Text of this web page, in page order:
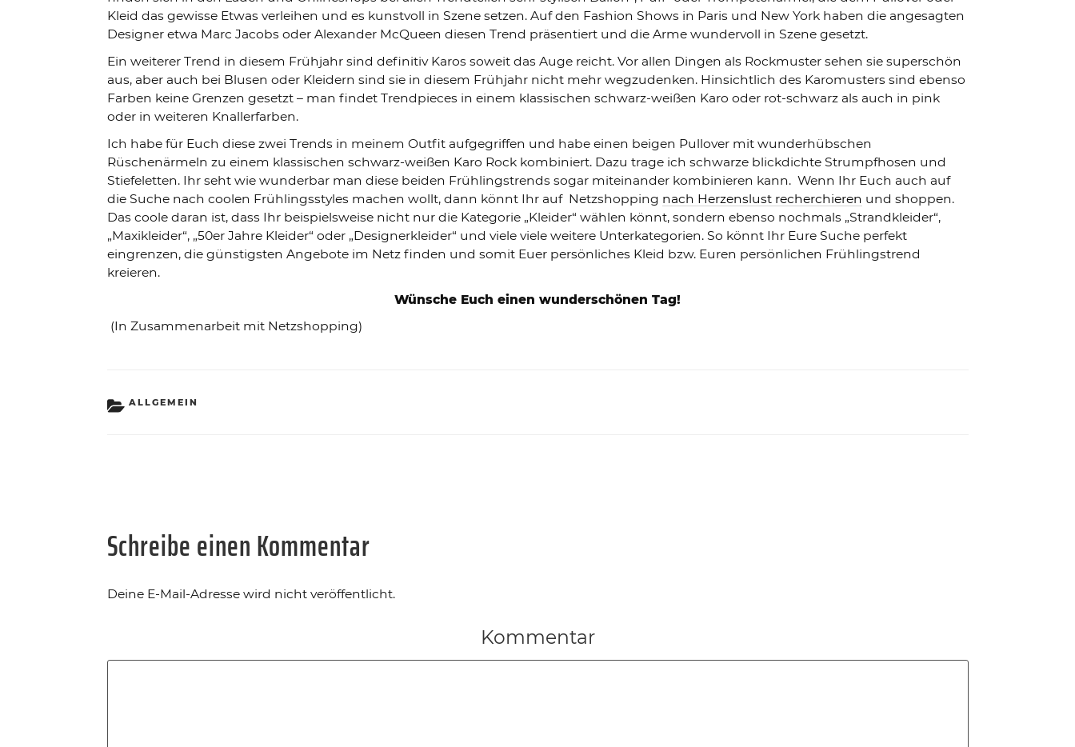
Kleid das gewisse Etwas verleihen und es kunstvoll in Szene setzen. Auf den Fashion Shows in Paris und New York haben die angesagten
Designer etwa Marc Jacobs oder Alexander McQueen diesen Trend präsentiert und die Arme wundervoll in Szene gesetzt.
Ein weiterer Trend in diesem Frühjahr sind definitiv Karos soweit das Auge reicht. Vor allen Dingen als Rockmuster sehen sie superschön
aus, aber auch bei Blusen oder Kleidern sind sie in diesem Frühjahr nicht mehr wegzudenken. Hinsichtlich des Karomusters sind ebenso
Farben keine Grenzen gesetzt – man findet Trendpieces in einem klassischen schwarz-weißen Karo oder rot-schwarz als auch in pink
oder in weiteren Knallerfarben.
Ich habe für Euch diese zwei Trends in meinem Outfit aufgegriffen und habe einen beigen Pullover mit wunderhübschen
Rüschenärmeln zu einem klassischen schwarz-weißen Karo Rock kombiniert. Dazu trage ich schwarze blickdichte Strumpfhosen und
Stiefeletten. Ihr seht wie wunderbar man diese beiden Frühlingstrends sogar miteinander kombinieren kann. Wenn Ihr Euch auch auf
die Suche nach coolen Frühlingsstyles machen wollt, dann könnt Ihr auf Netzshopping nach Herzenslust recherchieren und shoppen.
Das coole daran ist, dass Ihr beispielsweise nicht nur die Kategorie „Kleider“ wählen könnt, sondern ebenso nochmals „Strandkleider“,
„Maxikleider“, „50er Jahre Kleider“ oder „Designerkleider“ und viele viele weitere Unterkategorien. So könnt Ihr Eure Suche perfekt
eingrenzen, die günstigsten Angebote im Netz finden und somit Euer persönliches Kleid bzw. Euren persönlichen Frühlingstrend
kreieren.
Wünsche Euch einen wunderschönen Tag!
(In Zusammenarbeit mit Netzshopping)
KATEGORIEN
ALLGEMEIN
Schreibe einen Kommentar
Deine E-Mail-Adresse wird nicht veröffentlicht.
Kommentar